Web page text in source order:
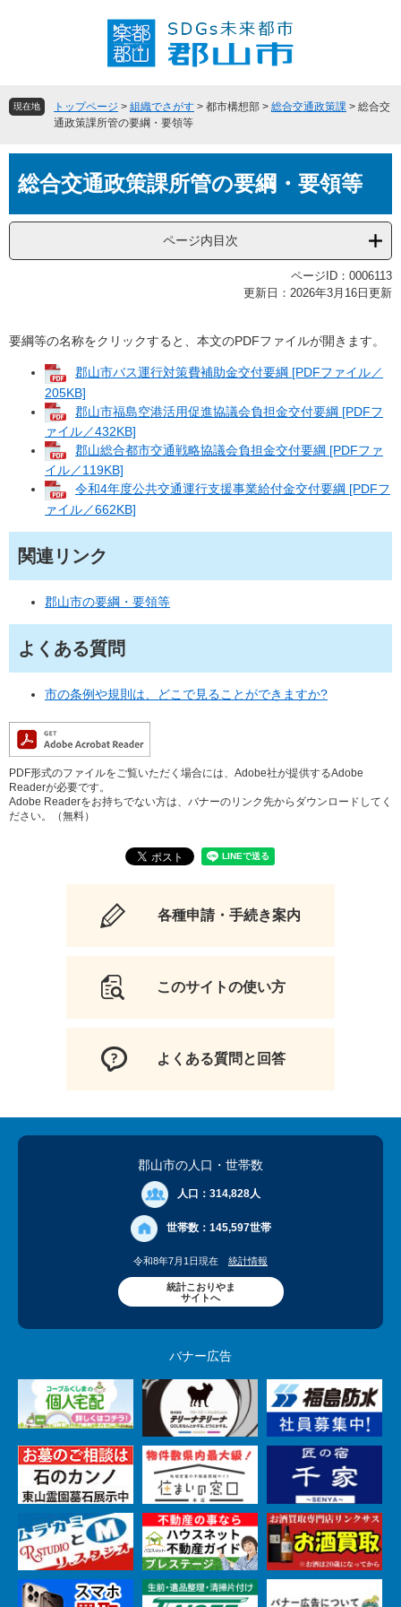
頭
飛
へ
現在地 トップページ > 組織でさがす > 都市構想部 > 総合交通政策課 > 総合交
通政策課所管の要綱・要領等
文総合交通政策課所管の要綱・要領等
ページ内目次
ページID：0006113
更新日：2026年3月16日更新
要綱等の名称をクリックすると、本文のPDFファイルが開きます。
郡山市バス運行対策費補助金交付要綱 [PDFファイル／
205KB]
郡山市福島空港活用促進協議会負担金交付要綱 [PDFフ
ァイル／432KB]
郡山総合都市交通戦略協議会負担金交付要綱 [PDFファ
イル／119KB]
令和4年度公共交通運行支援事業給付金交付要綱 [PDFフ
ァイル／662KB]
関連リンク
郡山市の要綱・要領等
よくある質問
市の条例や規則は、どこで見ることができますか?
PDF形式のファイルをご覧いただく場合には、Adobe社が提供するAdobe
Readerが必要です。
Adobe Readerをお持ちでない方は、バナーのリンク先からダウンロードしてく
ださい。（無料）
各種申請・手続き案内
このサイトの使い方
よくある質問と回答
郡山市の人口 ・世帯数
人口： 314,828人
世帯数： 145,597世帯
令和8年7月1日現在 統計情報
統計こおりやま
サイトへ
バナー広告